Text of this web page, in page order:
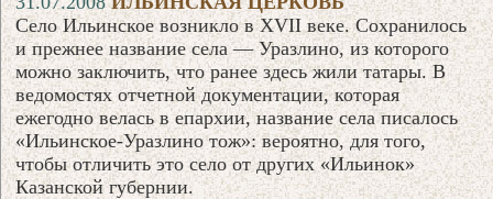
Село Ильинское возникло в XVII веке. Сохранилось
и прежнее название села — Уразлино, из которого
можно заключить, что ранее здесь жили татары. В
ведомостях отчетной документации, которая
ежегодно велась в епархии, название села писалось
«Ильинское-Уразлино тож»: вероятно, для того,
чтобы отличить это село от других «Ильинок»
Казанской губернии.